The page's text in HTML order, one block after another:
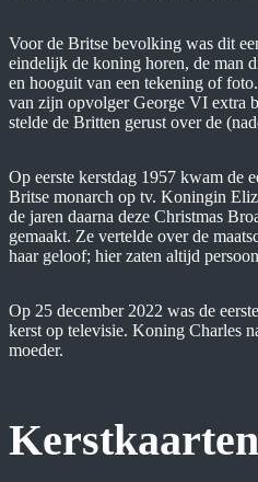
Voor de Britse bevolking was dit
eindelijk de koning horen, de man
en hooguit van een tekening of
van zijn opvolger George VI extra
stelde de Britten gerust over de
Op eerste kerstdag 1957 kwam de
Britse monarch op tv. Koningin
de jaren daarna deze Christmas
gemaakt. Ze vertelde over de
haar geloof; hier zaten altijd
Op 25 december 2022 was de
kerst op televisie. Koning Charles
moeder.
Kerstkaarten